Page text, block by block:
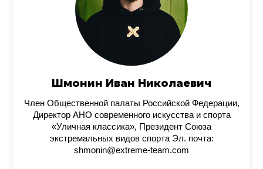
Шмонин Иван Николаевич
Член Общественной палаты Российской Федерации,
Директор АНО современного искусства и спорта
«Уличная классика», Президент Союза
экстремальных видов спорта Эл. почта:
shmonin@extreme-team.com